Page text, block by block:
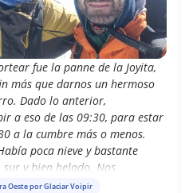
fue la panne de la Joyita,
más que darnos un hermoso
Dado lo anterior,
a eso de las 09:30, para estar
a la cumbre más o menos.
poca nieve y bastante
y bien helado. Nos
al norte del glaciar, donde
Oeste por Glaciar Voipir